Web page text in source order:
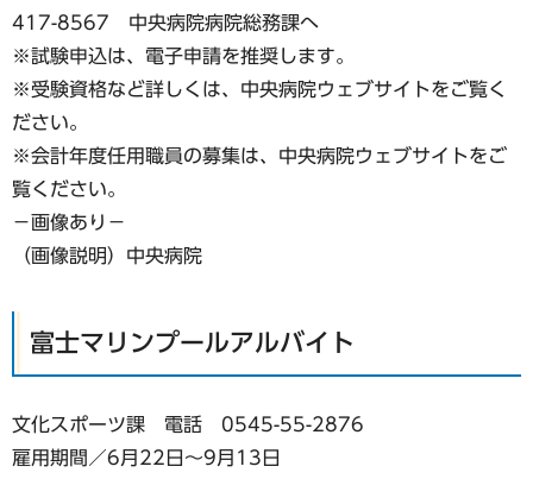
417-8567 中央病院病院総務課へ
※試験申込は、電子申請を推奨します。
※受験資格など詳しくは、中央病院ウェブサイトをご覧く
ださい。
※会計年度任用職員の募集は、中央病院ウェブサイトをご
覧ください。
−画像あり−
（画像説明）中央病院
富士マリンプールアルバイト
文化スポーツ課 電話 0545-55-2876
雇用期間／6月22日～9月13日